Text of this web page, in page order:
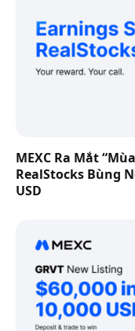
MEXC Ra Mắt
RealStocks Bùng
USD